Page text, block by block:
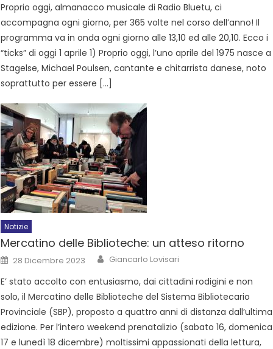
Proprio oggi, almanacco musicale di Radio Bluetu, ci
accompagna ogni giorno, per 365 volte nel corso dell’anno! Il
programma va in onda ogni giorno alle 13,10 ed alle 20,10. Ecco i
“ticks” di oggi 1 aprile 1) Proprio oggi, l’uno aprile del 1975 nasce a
Stagelse, Michael Poulsen, cantante e chitarrista danese, noto
soprattutto per essere […]
Notizie
Mercatino delle Biblioteche: un atteso ritorno
28 Dicembre 2023 Giancarlo Lovisari
E’ stato accolto con entusiasmo, dai cittadini rodigini e non
solo, il Mercatino delle Biblioteche del Sistema Bibliotecario
Provinciale (SBP), proposto a quattro anni di distanza dall’ultima
edizione. Per l’intero weekend prenatalizio (sabato 16, domenica
17 e lunedì 18 dicembre) moltissimi appassionati della lettura,